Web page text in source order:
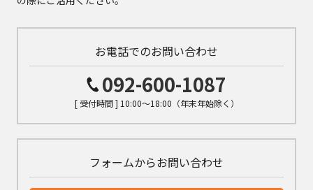
お電話でのお問い合わせ
092-600-1087
[ 受付時間 ] 10:00～18:00（年末年始除く）
フォームからお問い合わせ